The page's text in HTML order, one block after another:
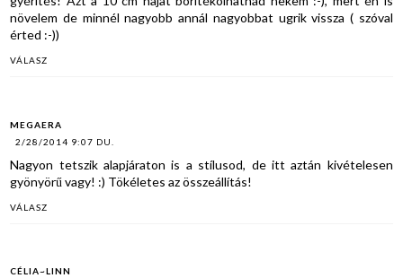
növelem de minnél nagyobb annál nagyobbat ugrik vissza ( szóval
érted :-))
VÁLASZ
MEGAERA
2/28/2014 9:07 DU.
Nagyon tetszik alapjáraton is a stílusod, de itt aztán kivételesen
gyönyörű vagy! :) Tökéletes az összeállítás!
VÁLASZ
CÉLIA~LINN